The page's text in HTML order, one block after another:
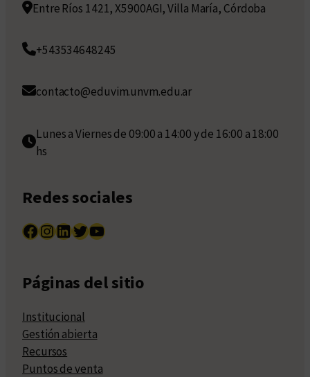
Entre Ríos 1421, X5900AGI, Villa María, Córdoba
+543534648245
contacto@eduvim.unvm.edu.ar
Lunes a Viernes de 09:00 a 14:00 y de 16:00 a 18:00
hs
Redes sociales
Facebook InstagramLinkedIn Twitter YouTube
Páginas del sitio
Institucional
Gestión abierta
Recursos
Puntos de venta